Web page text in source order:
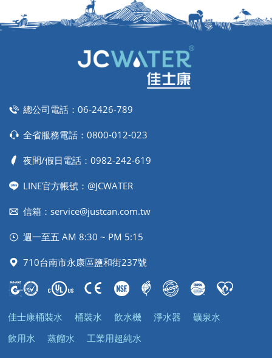
總公司電話：06-2426-789
全省服務電話：0800-012-023
夜間/假日電話：0982-242-619
LINE官方帳號：@JCWATER
信箱： service@justcan.com.tw
週一至五 AM 8:30 ~ PM 5:15
710台南市永康區鹽和街237號
佳士康桶裝水 桶裝水 飲水機 淨水器
礦泉水
飲用水
蒸餾水 工業用超純水